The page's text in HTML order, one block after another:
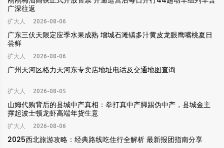
广深往返
扩大人 2026-08-06
广东三伏天限定应季水果成熟 增城石滩镇多汁黄皮龙眼鹰嘴桃夏日
尝鲜
扩大人 2026-08-06
广州天河区格力天河东专卖店地址电话及交通地图查询
扩大人 2026-08-05
山姆代购背后的县城中产真相：拳打真中产脚踢伪中产，县城金主
撑起波士顿龙虾高端年货生意
扩大人 2026-08-06
2025西北旅游攻略：经典路线吃住行全解析 最新报团指南分享